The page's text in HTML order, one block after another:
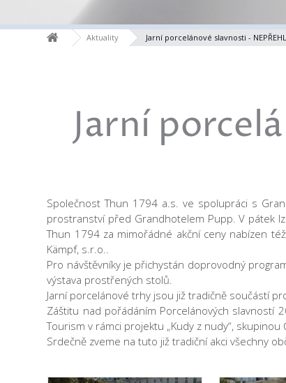
Aktuality Jarní porcelánové slavnosti -
Jarní
Společnost Thun 1794 a.s. ve spolupráci s
prostranství před Grandhotelem Pupp. V pátek
Thun 1794 za mimořádné akční ceny nabízen
Kämpf, s.r.o..
Pro návštěvníky je přichystán doprovodný
výstava prostřených stolů.
Jarní porcelánové trhy jsou již tradičně součástí
Záštitu nad pořádáním Porcelánových slavností
Tourism v rámci projektu „Kudy z nudy“,
Srdečně zveme na tuto již tradiční akci všechny